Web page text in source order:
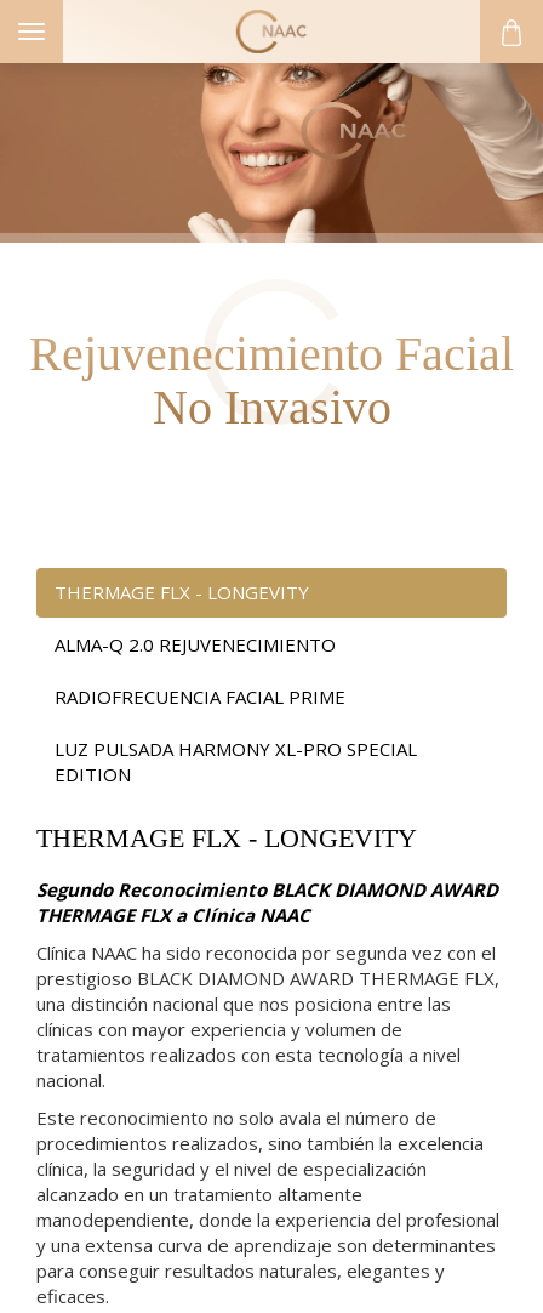
Toggle
navigation
Rejuvenecimiento Facial
No Invasivo
THERMAGE FLX - LONGEVITY
ALMA-Q 2.0 REJUVENECIMIENTO
RADIOFRECUENCIA FACIAL PRIME
LUZ PULSADA HARMONY XL-PRO SPECIAL
EDITION
THERMAGE FLX - LONGEVITY
Segundo Reconocimiento BLACK DIAMOND AWARD
THERMAGE FLX a Clínica NAAC
Clínica NAAC ha sido reconocida por segunda vez con el
prestigioso BLACK DIAMOND AWARD THERMAGE FLX,
una distinción nacional que nos posiciona entre las
clínicas con mayor experiencia y volumen de
tratamientos realizados con esta tecnología a nivel
nacional.
Este reconocimiento no solo avala el número de
procedimientos realizados, sino también la excelencia
clínica, la seguridad y el nivel de especialización
alcanzado en un tratamiento altamente
manodependiente, donde la experiencia del profesional
y una extensa curva de aprendizaje son determinantes
para conseguir resultados naturales, elegantes y
eficaces.